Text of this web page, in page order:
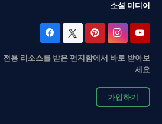
소셜 미디어
전용 리소스를 받은 편지함에서 바로 받아보
세요
가입하기